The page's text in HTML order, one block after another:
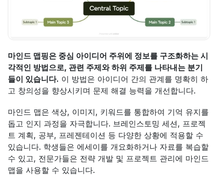
마인드 맵핑은 중심 아이디어 주위에 정보를 구조화하는 시
각적인 방법으로, 관련 주제와 하위 주제를 나타내는 분기
들이 있습니다. 이 방법은 아이디어 간의 관계를 명확히 하
고 창의성을 향상시키며 문제 해결 능력을 개선합니다.
마인드 맵은 색상, 이미지, 키워드를 통합하여 기억 유지를
돕고 인지 과정을 자극합니다. 브레인스토밍 세션, 프로젝
트 계획, 공부, 프레젠테이션 등 다양한 상황에 적용할 수
있습니다. 학생들은 에세이를 개요화하거나 자료를 복습할
수 있고, 전문가들은 전략 개발 및 프로젝트 관리에 마인드
맵을 사용할 수 있습니다.